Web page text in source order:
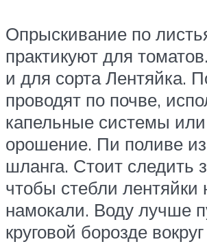
Опрыскивание по
практикуют для
и для сорта Лентяйка.
проводят по почве,
капельные системы
орошение. Пи поливе
шланга. Стоит следить
чтобы стебли лентяйки
намокали. Воду лучше
круговой борозде вокруг